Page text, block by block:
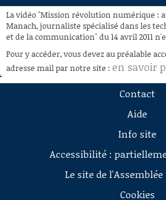
À LA DEMANDE
RECHERCHE
AIDE À LA DÉCOUPE
DE VIDÉOS
La vidéo "Mission révolution numérique :
Manach, journaliste spécialisé dans les
et de la communication" du 14 avril 2011
Pour y accéder, vous devez au préalable
adresse mail par notre site : en savoir
Contact
Aide
Info site
Accessibilité :
Le site de
Cookies